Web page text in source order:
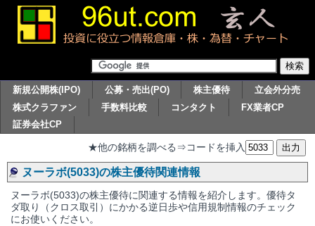
新規公開株(IPO) 公募・売出(PO) 株主優待
立会外分売
株式クラファン
手数料比較 コンタクト
FX業者CP
証券会社CP
★他の銘柄を調べる⇒コードを挿入
ヌーラボ(5033)の株主優待関連情報
ヌーラボ(5033)の株主優待に関連する情報を紹介します。優待タ
ダ取り（クロス取引）にかかる逆日歩や信用規制情報のチェック
にお使いください。